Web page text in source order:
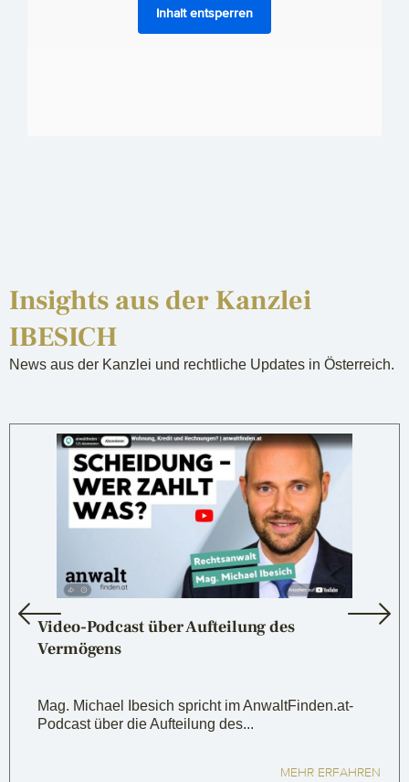
Inhalt entsperren
Insights aus der Kanzlei
IBESICH
News aus der Kanzlei und rechtliche Updates in Österreich.
Video-Podcast über Aufteilung des
Vermögens
Mag. Michael Ibesich spricht im AnwaltFinden.at-
Podcast über die Aufteilung des...
MEHR ERFAHREN